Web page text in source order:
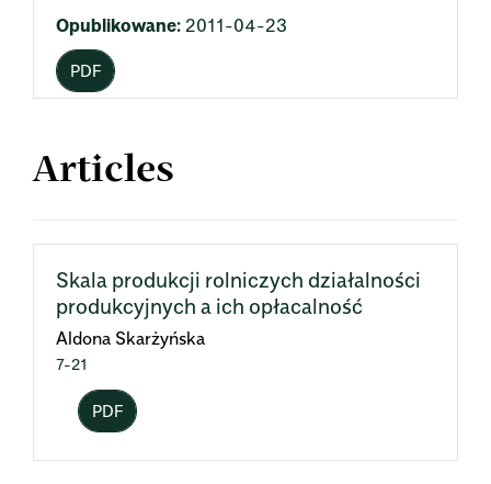
Opublikowane: 2011-04-23
PDF
Articles
Skala produkcji rolniczych działalności
produkcyjnych a ich opłacalność
Aldona Skarżyńska
7-21
PDF